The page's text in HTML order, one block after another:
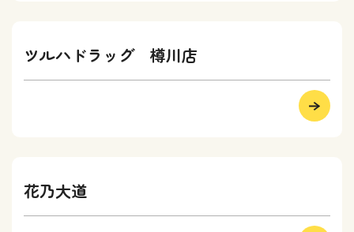
ツルハドラッグ 樽川店
花乃大道